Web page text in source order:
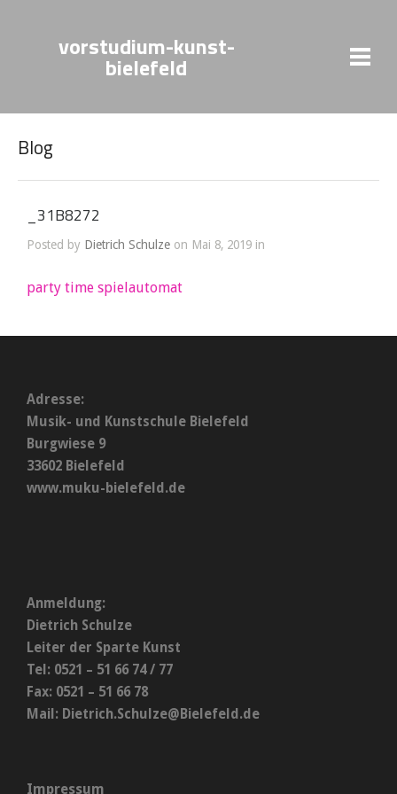
vorstudium-kunst-
bielefeld
Blog
_31B8272
Posted by Dietrich Schulze on Mai 8, 2019 in
party time spielautomat
Adresse:
Musik- und Kunstschule Bielefeld
Burgwiese 9
33602 Bielefeld
www.muku-bielefeld.de
Anmeldung:
Dietrich Schulze
Leiter der Sparte Kunst
Tel: 0521 – 51 66 74 / 77
Fax: 0521 – 51 66 78
Mail: Dietrich.Schulze@Bielefeld.de
Impressum